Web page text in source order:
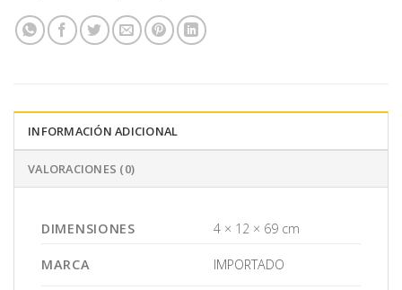
INFORMACIÓN ADICIONAL
VALORACIONES (0)
DIMENSIONES 4 × 12 × 69 cm
MARCA IMPORTADO